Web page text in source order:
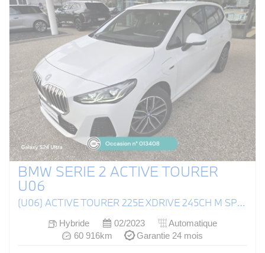
BMW SERIE 2 ACTIVE TOURER
U06
(U06) ACTIVE TOURER 225E XDRIVE 245CH M SPORT DKG7
Hybride 02/2023
Automatique
60 916km
Garantie 24 mois